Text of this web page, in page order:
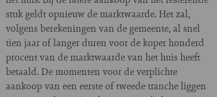
stuk geldt opnieuw de marktwaarde. Het zal,
volgens berekeningen van de gemeente, al snel
tien jaar of langer duren voor de koper honderd
procent van de marktwaarde van het huis heeft
betaald. De momenten voor de verplichte
aankoop van een eerste of tweede tranche liggen